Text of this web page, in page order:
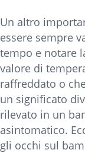
Un altro
essere sempre
tempo e notare
valore di
raffreddato o
un significato
rilevato in un
asintomatico.
gli occhi sul